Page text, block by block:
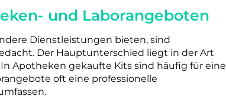
und Laborangeboten
Dienstleistungen bieten, sind
Der Hauptunterschied liegt in der Art
Apotheken gekaufte Kits sind häufig für eine
oft eine professionelle